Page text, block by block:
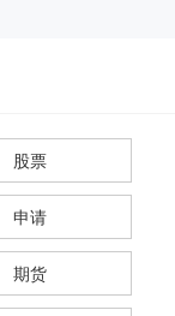
股票
申请
期货